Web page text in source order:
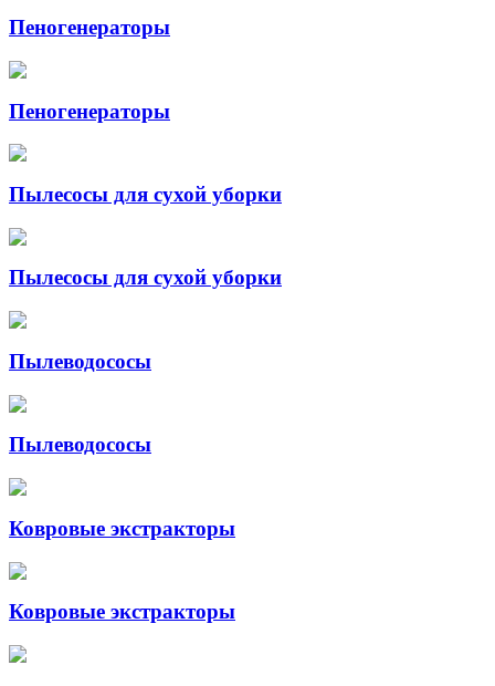
Пеногенераторы
Пеногенераторы
Пылесосы для сухой уборки
Пылесосы для сухой уборки
Пылеводососы
Пылеводососы
Ковровые экстракторы
Ковровые экстракторы